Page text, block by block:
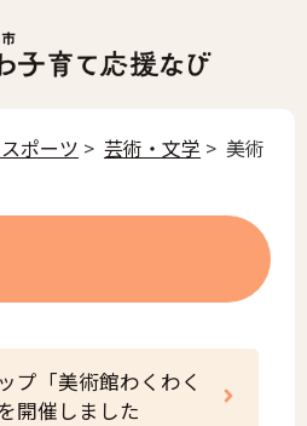
ポーツ > 芸術・文学 > 美術
プ「美術館わくわく
開催しました